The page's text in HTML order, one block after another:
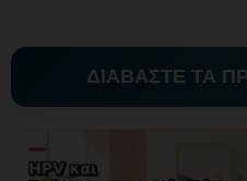
ΔΙΑΒΑΣΤΕ ΤΑ